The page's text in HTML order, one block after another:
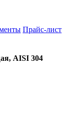
Прайс-лист
AISI 304